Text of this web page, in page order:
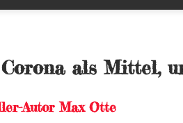
Corona als Mittel,
Autor Max Otte